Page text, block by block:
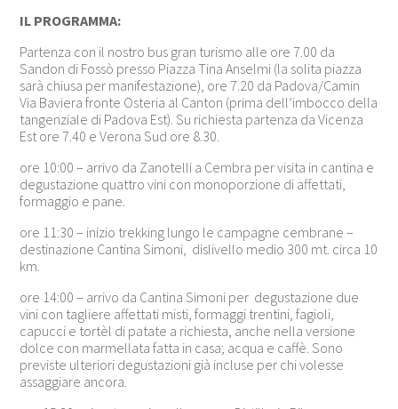
IL PROGRAMMA:
Partenza con il nostro bus gran turismo alle ore 7.00 da
Sandon di Fossò presso Piazza Tina Anselmi (la solita piazza
sarà chiusa per manifestazione), ore 7.20 da Padova/Camin
Via Baviera fronte Osteria al Canton (prima dell’imbocco della
tangenziale di Padova Est). Su richiesta partenza da Vicenza
Est ore 7.40 e Verona Sud ore 8.30.
ore 10:00 – arrivo da Zanotelli a Cembra per visita in cantina e
degustazione quattro vini con monoporzione di affettati,
formaggio e pane.
ore 11:30 – inizio trekking lungo le campagne cembrane –
destinazione Cantina Simoni, dislivello medio 300 mt. circa 10
km.
ore 14:00 – arrivo da Cantina Simoni per degustazione due
vini con tagliere affettati misti, formaggi trentini, fagioli,
capucci e tortèl di patate a richiesta, anche nella versione
dolce con marmellata fatta in casa; acqua e caffè. Sono
previste ulteriori degustazioni già incluse per chi volesse
assaggiare ancora.